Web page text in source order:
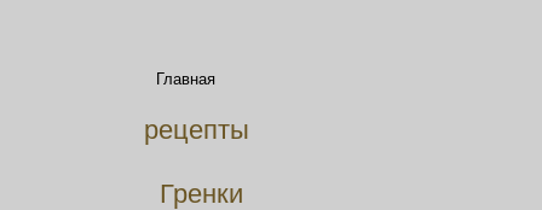
Главная
рецепты
Гренки